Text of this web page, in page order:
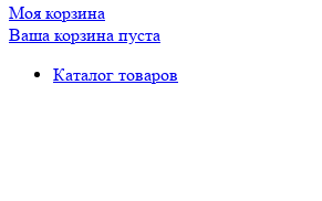
Моя корзина
Ваша корзина пуста
Каталог товаров